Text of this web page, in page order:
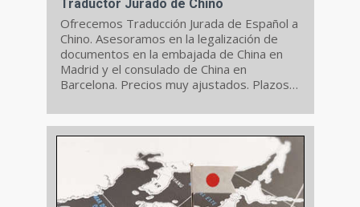
Traductor Jurado de Chino
Ofrecemos Traducción Jurada de Español a
Chino. Asesoramos en la legalización de
documentos en la embajada de China en
Madrid y el consulado de China en
Barcelona. Precios muy ajustados. Plazos